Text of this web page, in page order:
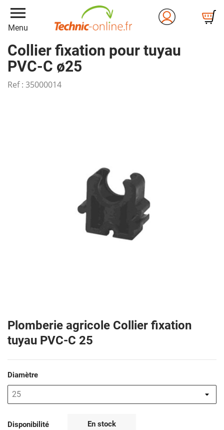
menu
Menu
Collier fixation pour tuyau
PVC-C ø25
Ref : 35000014
Plomberie agricole Collier fixation
tuyau PVC-C 25
Diamètre
Disponibilité En stock